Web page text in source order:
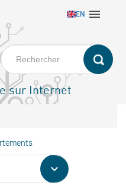
EN 
sur Internet
